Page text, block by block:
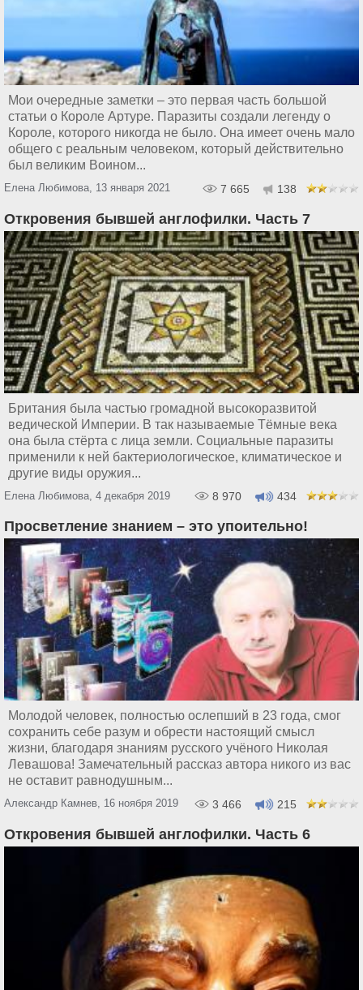
Мои очередные заметки – это первая часть большой
статьи о Короле Артуре. Паразиты создали легенду о
Короле, которого никогда не было. Она имеет очень мало
общего с реальным человеком, который действительно
был великим Воином...
Елена Любимова, 13 января 2021 7 665 138
Откровения бывшей англофилки. Часть 7
Британия была частью громадной высокоразвитой
ведической Империи. В так называемые Тёмные века
она была стёрта с лица земли. Социальные паразиты
применили к ней бактериологическое, климатическое и
другие виды оружия...
Елена Любимова, 4 декабря 2019 8 970 434
Просветление знанием – это упоительно!
Молодой человек, полностью ослепший в 23 года, смог
сохранить себе разум и обрести настоящий смысл
жизни, благодаря знаниям русского учёного Николая
Левашова! Замечательный рассказ автора никого из вас
не оставит равнодушным...
Александр Камнев, 16 ноября 2019 3 466 215
Откровения бывшей англофилки. Часть 6